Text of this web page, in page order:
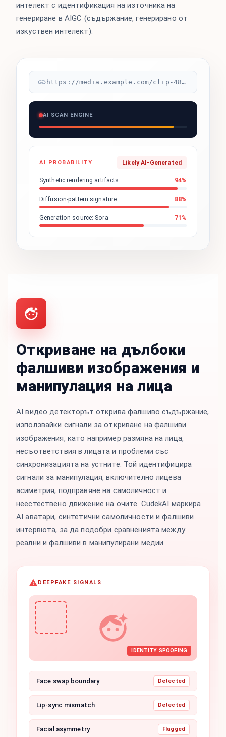
интелект с идентификация на източника на
генериране в AIGC (съдържание, генерирано от
изкуствен интелект).
https://media.example.com/clip-4821.mp4
AI SCAN ENGINE
AI PROBABILITY Likely AI-Generated
Synthetic rendering artifacts 94%
Diffusion-pattern signature 88%
Generation source: Sora 71 %
DEEPFAKE SIGNALS
IDENTITY SPOOFING
Face swap boundary Detected
Lip-sync mismatch Detected
Facial asymmetry Flagged
Откриване на дълбоки
фалшиви изображения и
манипулация на лица
AI видео детекторът открива фалшиво съдържание,
използвайки сигнали за откриване на фалшиви
изображения, като например размяна на лица,
несъответствия в лицата и проблеми със
синхронизацията на устните. Той идентифицира
сигнали за манипулация, включително лицева
асиметрия, подправяне на самоличност и
неестествено движение на очите. CudekAI маркира
AI аватари, синтетични самоличности и фалшиви
интервюта, за да подобри сравненията между
реални и фалшиви в манипулирани медии.